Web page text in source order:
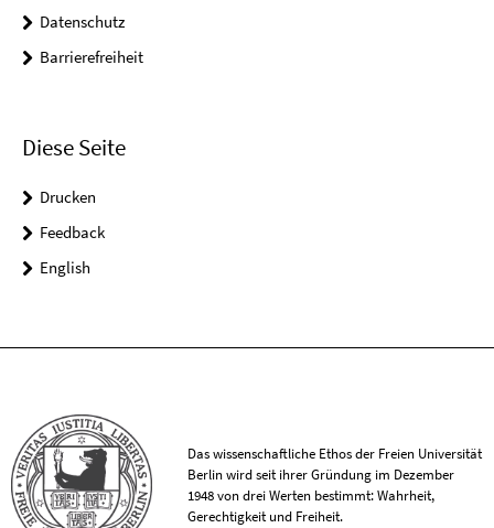
Datenschutz
Barrierefreiheit
Diese Seite
Drucken
Feedback
English
Das wissenschaftliche Ethos der Freien Universität
Berlin wird seit ihrer Gründung im Dezember
1948 von drei Werten bestimmt: Wahrheit,
Gerechtigkeit und Freiheit.